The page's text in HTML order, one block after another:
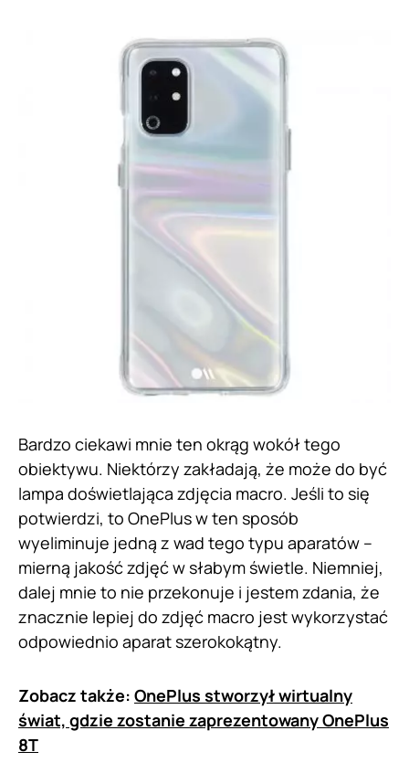
Bardzo ciekawi mnie ten okrąg wokół tego
obiektywu. Niektórzy zakładają, że może do być
lampa doświetlająca zdjęcia macro. Jeśli to się
potwierdzi, to OnePlus w ten sposób
wyeliminuje jedną z wad tego typu aparatów –
mierną jakość zdjęć w słabym świetle. Niemniej,
dalej mnie to nie przekonuje i jestem zdania, że
znacznie lepiej do zdjęć macro jest wykorzystać
odpowiednio aparat szerokokątny.
Zobacz także: OnePlus stworzył wirtualny
świat, gdzie zostanie zaprezentowany OnePlus
8T